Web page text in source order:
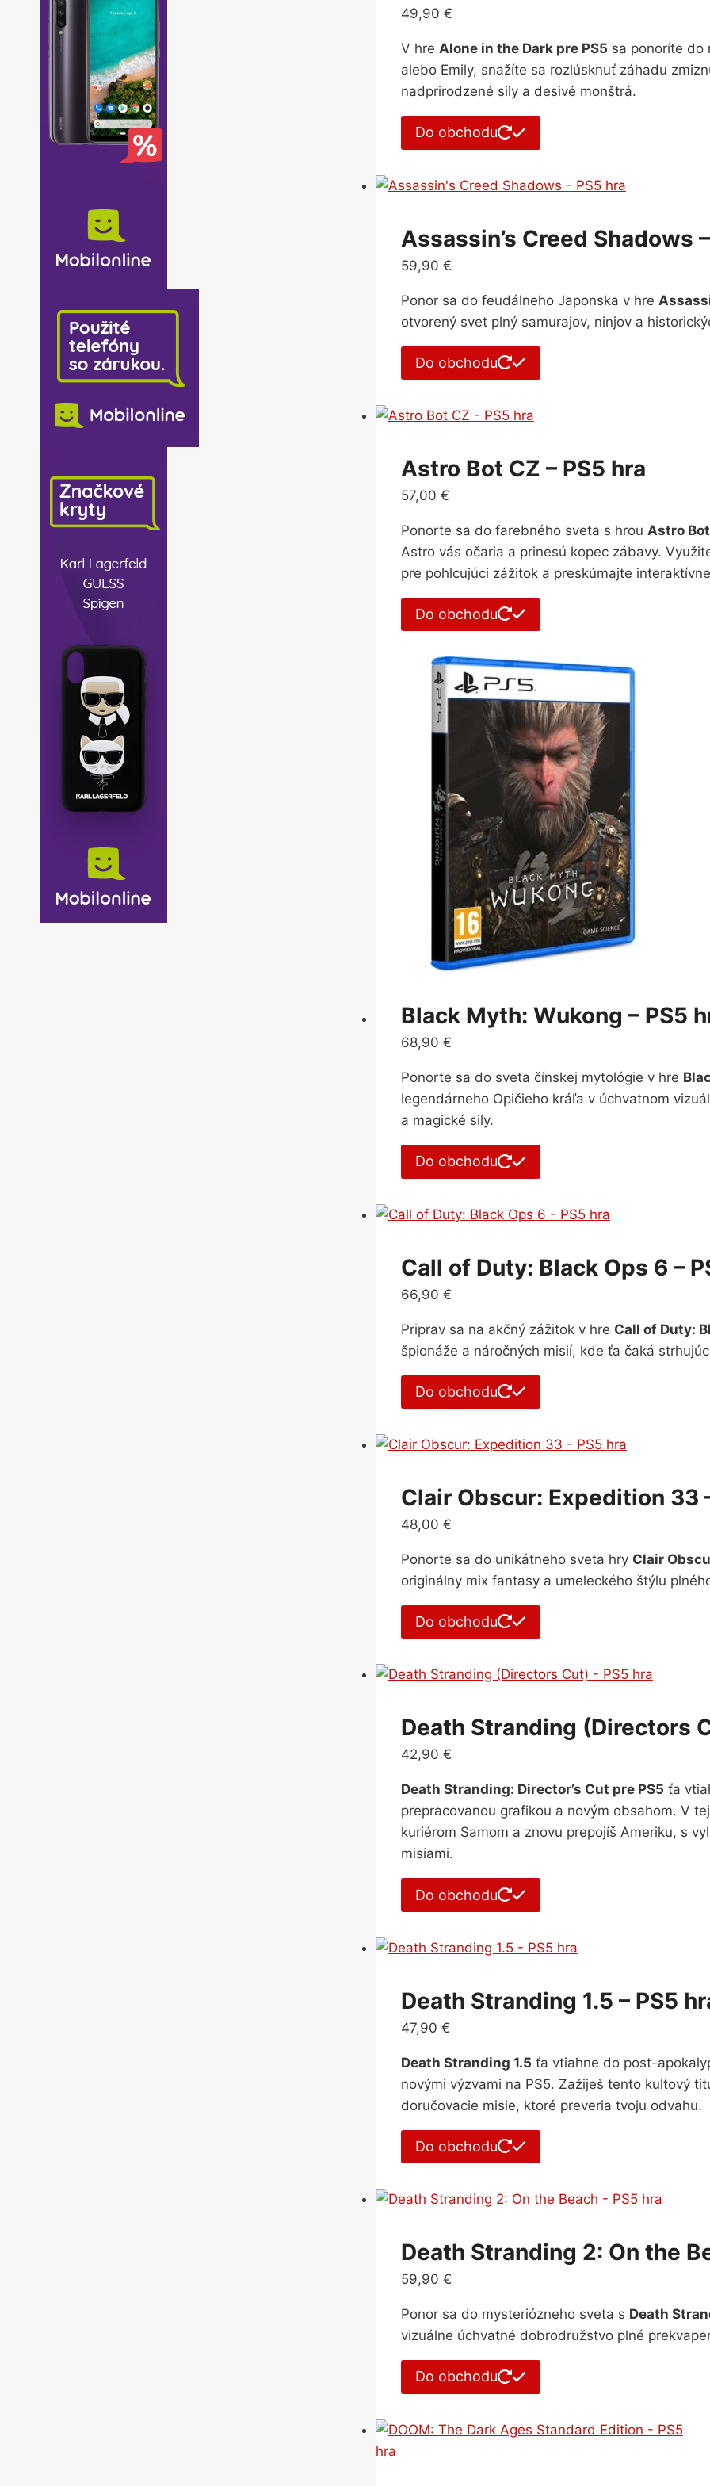
49,90 €
V hre Alone in the Dark pre PS5 sa ponoríte do
alebo Emily, snažíte sa rozlúsknuť záhadu
nadprirodzené sily a desivé monštrá.
Do obchodu
Assassin’s Creed Shadows
59,90 €
Ponor sa do feudálneho Japonska v hre
otvorený svet plný samurajov, ninjov a
Do obchodu
Astro Bot CZ – PS5 hra
57,00 €
Ponorte sa do farebného sveta s hrou Astro
Astro vás očaria a prinesú kopec zábavy.
pre pohlcujúci zážitok a preskúmajte
Do obchodu
Black Myth: Wukong – PS5
68,90 €
Ponorte sa do sveta čínskej mytológie v hre
legendárneho Opičieho kráľa v úchvatnom
a magické sily.
Do obchodu
Call of Duty: Black Ops 6 –
66,90 €
Priprav sa na akčný zážitok v hre Call of Duty:
špionáže a náročných misií, kde ťa čaká
Do obchodu
Clair Obscur: Expedition 33
48,00 €
Ponorte sa do unikátneho sveta hry Clair
originálny mix fantasy a umeleckého štýlu
Do obchodu
Death Stranding (Directors
42,90 €
Death Stranding: Director’s Cut pre PS5 ťa
prepracovanou grafikou a novým obsahom. V
kuriérom Samom a znovu prepojíš Ameriku, s
misiami.
Do obchodu
Death Stranding 1.5 – PS5
47,90 €
Death Stranding 1.5 ťa vtiahne do post-
novými výzvami na PS5. Zažiješ tento kultový
doručovacie misie, ktoré preveria tvoju odvahu.
Do obchodu
Death Stranding 2: On the
59,90 €
Ponor sa do mysteriózneho sveta s Death
vizuálne úchvatné dobrodružstvo plné
Do obchodu